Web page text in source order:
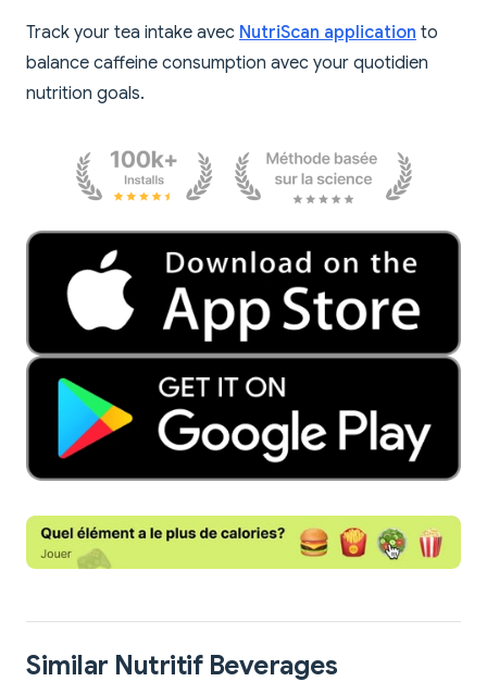
Track your tea intake avec NutriScan application to
balance caffeine consumption avec your quotidien
nutrition goals.
Similar Nutritif Beverages